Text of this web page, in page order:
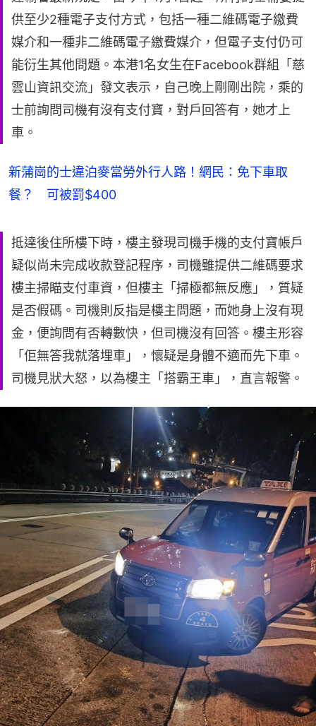
供至少2種電子支付方式，包括一種二維碼電子繳費
媒介和一種非二維碼電子繳費媒介，但電子支付仍可
能衍生其他問題。本港1名女生在Facebook群組「慈
雲山資訊交流」發文表示，自己晚上剛剛出院，乘的
士前詢問司機有沒有支付寶，對戶回答有，她才上
車。
新蒲崗的士違泊麥當勞外行人路！網民：免下車取
餐？ 可被罰$400
抵達後住所樓下時，樓主發現司機手機的支付寶帳戶
疑似尚未完成收款登記程序，司機雖提供二維碼要求
樓主掃瞄支付車資，但樓主「掃極都無反應」，質疑
是否假碼。司機則反指是樓主問題，而她身上沒有現
金，便詢問有否轉數快，但司機沒有回答。樓主形容
「佢無答我就落埋車」，懷疑是身體不適而先下車。
司機見狀大怒，以為樓主「搭霸王車」，直言報警。